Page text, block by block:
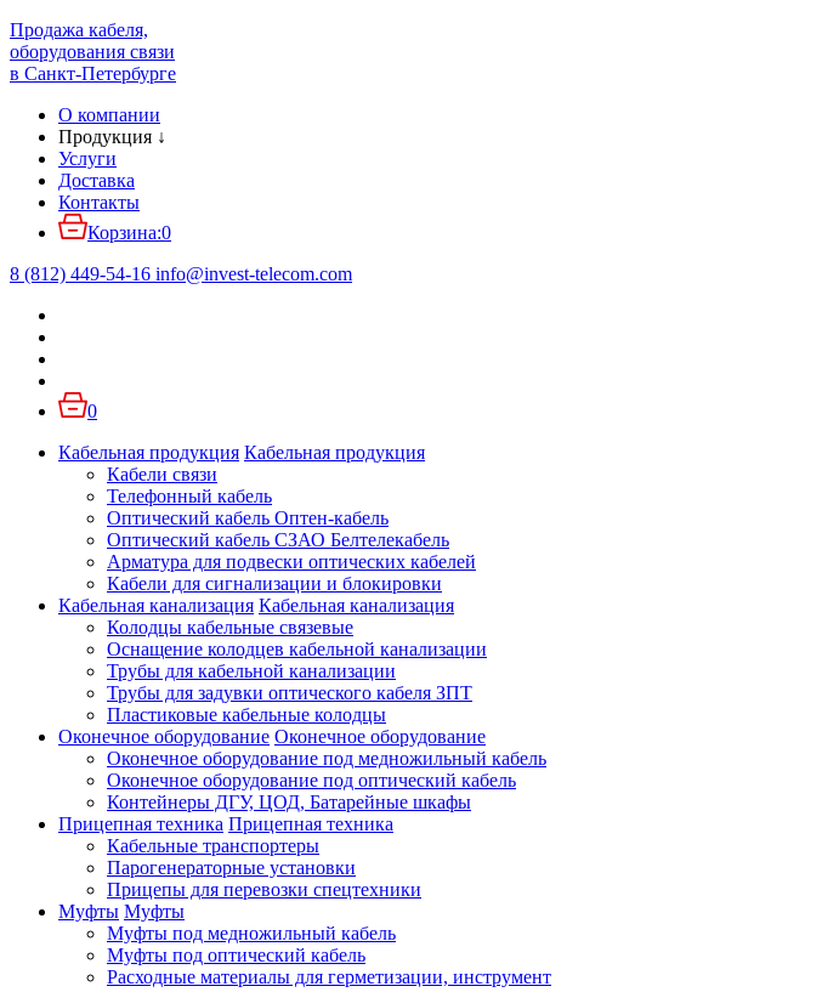
Продажа кабеля,
оборудования связи
в Санкт-Петербурге
О компании
Продукция ↓
Услуги
Доставка
Контакты
Корзина:0
8 (812) 449-54-16 info@invest-telecom.com
0
Кабельная продукция Кабельная продукция
Кабели связи
Телефонный кабель
Оптический кабель Оптен-кабель
Оптический кабель СЗАО Белтелекабель
Арматура для подвески оптических кабелей
Кабели для сигнализации и блокировки
Кабельная канализация Кабельная канализация
Колодцы кабельные связевые
Оснащение колодцев кабельной канализации
Трубы для кабельной канализации
Трубы для задувки оптического кабеля ЗПТ
Пластиковые кабельные колодцы
Оконечное оборудование Оконечное оборудование
Оконечное оборудование под медножильный кабель
Оконечное оборудование под оптический кабель
Контейнеры ДГУ, ЦОД, Батарейные шкафы
Прицепная техника Прицепная техника
Кабельные транспортеры
Парогенераторные установки
Прицепы для перевозки спецтехники
Муфты Муфты
Муфты под медножильный кабель
Муфты под оптический кабель
Расходные материалы для герметизации, инструмент